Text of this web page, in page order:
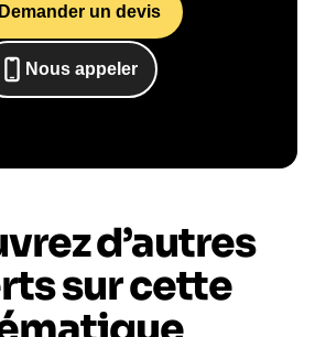
vient à
engageante et sur-mesure
Demander un devis
Nous appeler
0652698481
d’autres
sur cette